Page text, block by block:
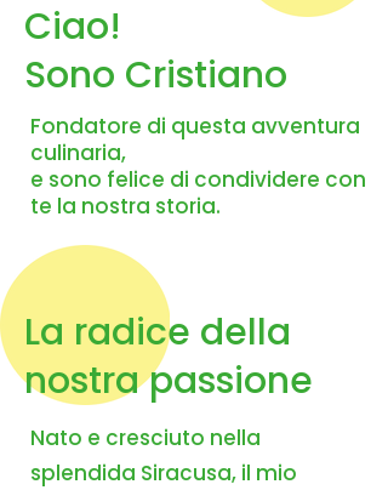
Ciao!
Sono Cristiano
Fondatore di questa avventura
culinaria,
e sono felice di condividere con
te la nostra storia.
La radice della
nostra passione
Nato e cresciuto nella
splendida Siracusa, il mio